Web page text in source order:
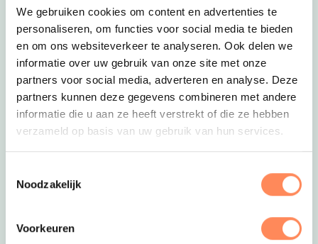
We gebruiken cookies om content en advertenties te
personaliseren, om functies voor social media te bieden
en om ons websiteverkeer te analyseren. Ook delen we
informatie over uw gebruik van onze site met onze
partners voor social media, adverteren en analyse. Deze
partners kunnen deze gegevens combineren met andere
informatie die u aan ze heeft verstrekt of die ze hebben
verzameld op basis van uw gebruik van hun services.
Noodzakelijk
Voorkeuren
Capfun Camping Eibernest in de Achterhoek
neemt je heel wat zorg uit handen wanneer je
met een peuter op vakantie gaat; zij hebben één
van de types stacaravans die zij verhuren
‘gecustomized’ speciaal voor gezinnen met
kleine kinderen! De stacaravan heeft een een
kleurrijke speelkamer met spelletjes, een veilig
omheind terras, een commode, babybad,
kampeerplekken liggen direct aan een klein
speelveldje. Je jonge kind kan dus heerlijk vrij
je kampeerplek een oogje in het zeil kunt